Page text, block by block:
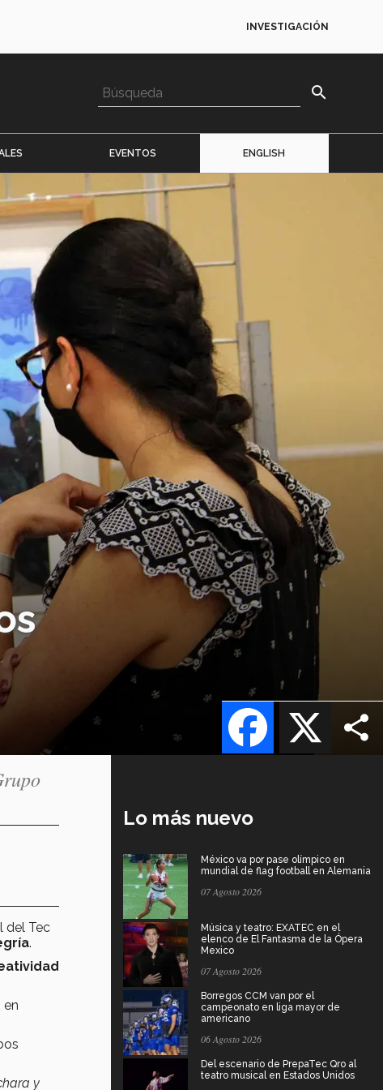
INVESTIGACIÓN
search
EVENTOS ENGLISH
X
Facebook
del Tec
.
en
y
Lo más nuevo
México va por pase olímpico en
mundial de flag football en Alemania
07 Agosto 2026
Música y teatro: EXATEC en el
elenco de El Fantasma de la Ópera
Mexico
07 Agosto 2026
Borregos CCM van por el
campeonato en liga mayor de
americano
06 Agosto 2026
Del escenario de PrepaTec Qro al
teatro musical en Estados Unidos